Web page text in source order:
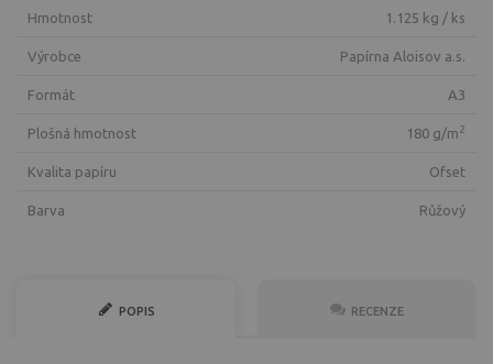
Hmotnost 1.125 kg / ks
Výrobce Papírna Aloisov a.s.
Formát A3
Plošná hmotnost 180 g/m2
Kvalita papíru ofset
Barva růžový
POPIS RECENZE